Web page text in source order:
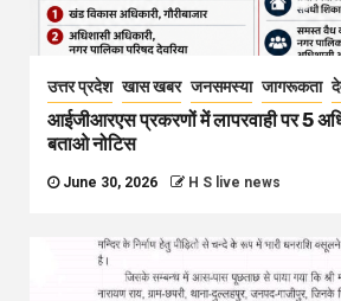
उत्तर प्रदेश खास खबर जनसमस्या जागरूकता
आईजीआरएस प्रकरणों में लापरवाही पर 5
बताओ नोटिस
June 30, 2026 H S live news